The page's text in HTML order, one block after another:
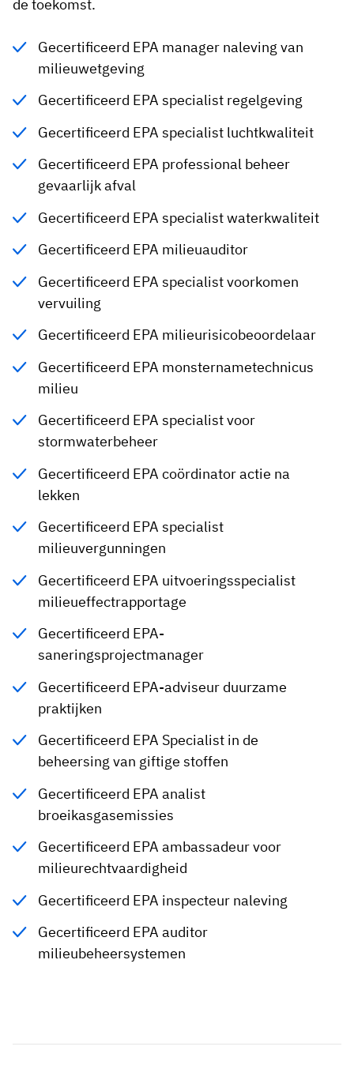
de toekomst.
Gecertificeerd EPA manager naleving van
milieuwetgeving
Gecertificeerd EPA specialist regelgeving
Gecertificeerd EPA specialist luchtkwaliteit
Gecertificeerd EPA professional beheer
gevaarlijk afval
Gecertificeerd EPA specialist waterkwaliteit
Gecertificeerd EPA milieuauditor
Gecertificeerd EPA specialist voorkomen
vervuiling
Gecertificeerd EPA milieurisicobeoordelaar
Gecertificeerd EPA monsternametechnicus
milieu
Gecertificeerd EPA specialist voor
stormwaterbeheer
Gecertificeerd EPA coördinator actie na
lekken
Gecertificeerd EPA specialist
milieuvergunningen
Gecertificeerd EPA uitvoeringsspecialist
milieueffectrapportage
Gecertificeerd EPA-
saneringsprojectmanager
Gecertificeerd EPA-adviseur duurzame
praktijken
Gecertificeerd EPA Specialist in de
beheersing van giftige stoffen
Gecertificeerd EPA analist
broeikasgasemissies
Gecertificeerd EPA ambassadeur voor
milieurechtvaardigheid
Gecertificeerd EPA inspecteur naleving
Gecertificeerd EPA auditor
milieubeheersystemen